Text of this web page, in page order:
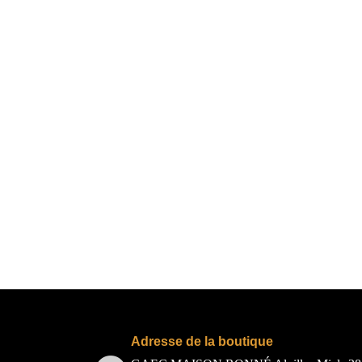
Adresse de la boutique